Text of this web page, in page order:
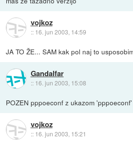
vojkoz
:: 16. jun 2003, 14:59
JA TO ŽE... SAM kak pol naj to
Gandalfar
:: 16. jun 2003, 15:08
POZEN pppoeconf z ukazom 'pppoeconf'
vojkoz
:: 16. jun 2003, 15:21